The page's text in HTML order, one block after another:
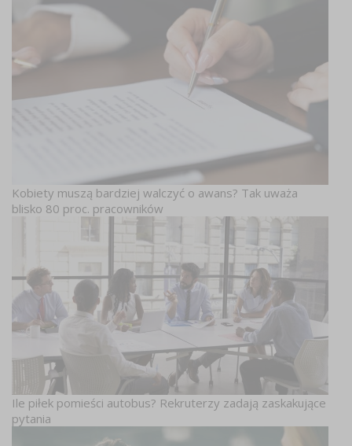
Kobiety muszą bardziej walczyć o awans? Tak uważa
blisko 80 proc. pracowników
Ile piłek pomieści autobus? Rekruterzy zadają zaskakujące
pytania